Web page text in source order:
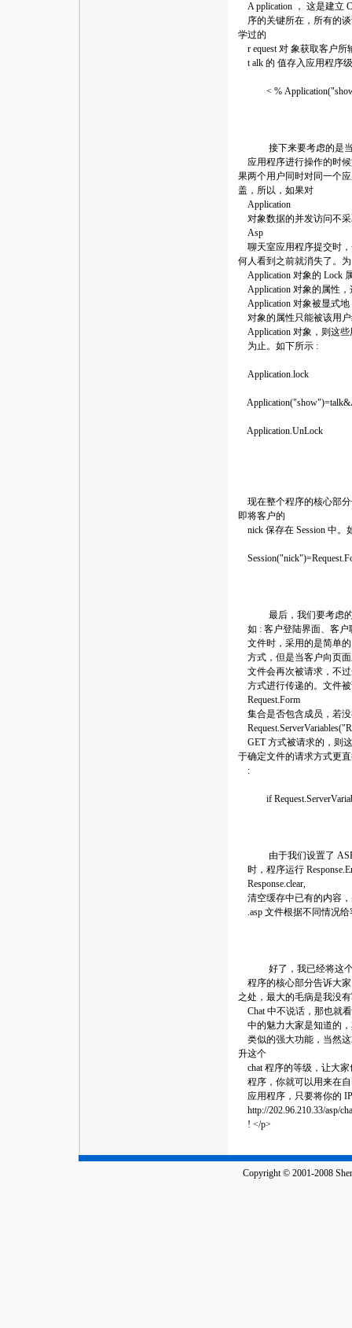
A pplication ， 这是建立
序的关键所在，所有的
学过的
r equest 对 象获取客户所
t alk 的 值存入应用程序
< %
接下来要考虑的是当
应用程序进行操作的时
果两个用户同时对同一个
盖，所以，如果对
Application
对象数据的并发访问不
Asp
聊天室应用程序提交时
何人看到之前就消失了。
Application 对象的 Lock
Application 对象的属性
Application 对象被显式地
对象的属性只能被该用
Application 对象，则这
为止。如下所示 :
Application.lock
Application.UnLock
现在整个程序的核心部
即将客户的
nick 保存在 Session 中。
最后，我们要考虑的是
如 : 客户登陆界面、客户
文件时，采用的是简单的
方式，但是当客户向页面
文件会再次被请求，不过
方式进行传递的。文件
Request.Form
集合是否包含成员，若
GET 方式被请求的，则
于确定文件的请求方式更
:
if
由于我们设置了 ASP
时，程序运行
Response.clear,
清空缓存中已有的内容
.asp 文件根据不同情况
好了，我已经将这个
程序的核心部分告诉大
之处，最大的毛病是我没
Chat 中不说话，那也就
中的魅力大家是知道的，
类似的强大功能，当然
升这个
chat 程序的等级，让大家
程序，你就可以用来在自
应用程序，只要将你的
http://202.96.210.33/asp/
! </p>
Copyright © 2001-2008